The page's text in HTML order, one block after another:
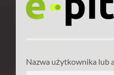
Nazwa użytkownika lub